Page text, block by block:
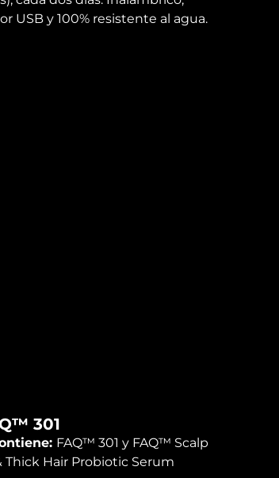
USB y 100% resistente al agua.
301
FAQ™ 301 y FAQ™ Scalp
Thick Hair Probiotic Serum